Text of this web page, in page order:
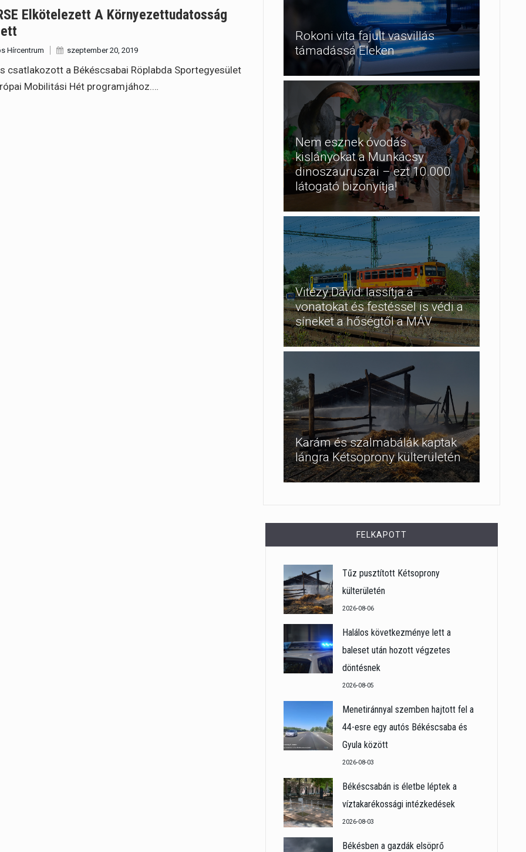
Elkötelezett A Környezettudatosság
Hírcentrum szeptember 20, 2019
csatlakozott a Békéscsabai Röplabda Sportegyesület
Mobilitási Hét programjához.…
Rokoni vita fajult vasvillás
támadássá Eleken
Nem esznek óvodás
kislányokat a Munkácsy
dinoszauruszai – ezt 10.000
látogató bizonyítja!
Vitézy Dávid: lassítja a
vonatokat és festéssel is védi a
síneket a hőségtől a MÁV
Karám és szalmabálák kaptak
lángra Kétsoprony külterületén
FELKAPOTT
Tűz pusztított Kétsoprony
külterületén
2026-08-06
Halálos következménye lett a
baleset után hozott végzetes
döntésnek
2026-08-05
Menetiránnyal szemben hajtott fel a
44-esre egy autós Békéscsaba és
Gyula között
2026-08-03
Békéscsabán is életbe léptek a
víztakarékossági intézkedések
2026-08-03
Békésben a gazdák elsöprő